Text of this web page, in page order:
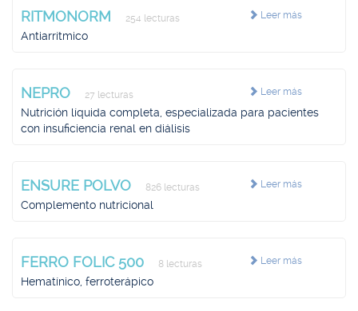
Leer más
RITMONORM 254 lecturas
Antiarrítmico
Leer más
NEPRO 27 lecturas
Nutrición líquida completa, especializada para pacientes
con insuficiencia renal en diálisis
Leer más
ENSURE POLVO 826 lecturas
Complemento nutricional
Leer más
FERRO FOLIC 500 8 lecturas
Hematínico, ferroterápico